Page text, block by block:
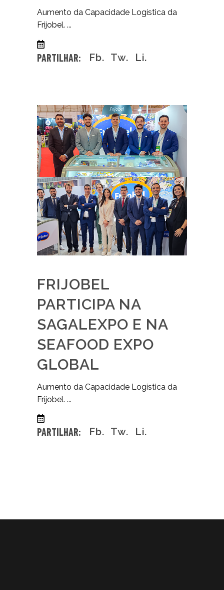
Aumento da Capacidade Logística da
Frijobel.
PARTILHAR: Fb. Tw. Li.
FRIJOBEL
PARTICIPA NA
SAGALEXPO E NA
SEAFOOD EXPO
GLOBAL
Aumento da Capacidade Logística da
Frijobel.
PARTILHAR: Fb. Tw. Li.